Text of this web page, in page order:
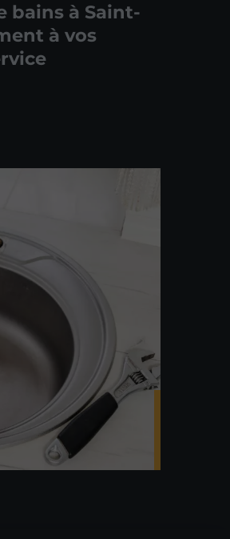
bains à Saint-
à vos